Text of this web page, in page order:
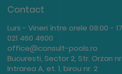
Contact
Luni - Vineri între orele 09:00 -
021 460 4600
office@consult-pools.ro
Bucuresti, Sector 2, Str. Orzari
Intrarea A, et. 1, birou nr. 2